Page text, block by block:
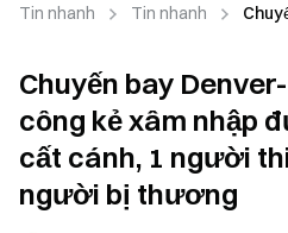
Tin nhanh Tin nhanh
Chuyến bay
công kẻ xâm nhập
cất cánh, 1 người
người bị thương